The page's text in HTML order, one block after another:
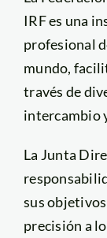
IRF es una
profesional
mundo,
través de
intercambio
La Junta
sus
precisión a